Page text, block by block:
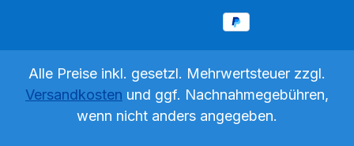
Alle Preise inkl. gesetzl. Mehrwertsteuer zzgl.
Versandkosten und ggf. Nachnahmegebühren,
wenn nicht anders angegeben.